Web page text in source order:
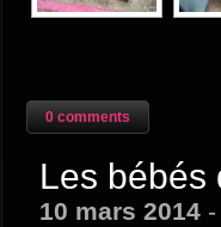
0 comments
Les bébés
10 mars 2014-